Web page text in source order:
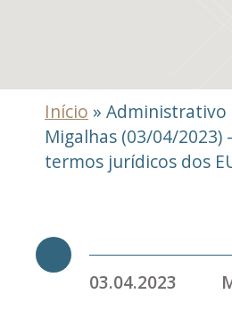
Início » Administrativo
Migalhas (03/04/2023)
termos jurídicos dos
03.04.2023